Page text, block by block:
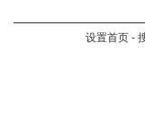
设置首页 -